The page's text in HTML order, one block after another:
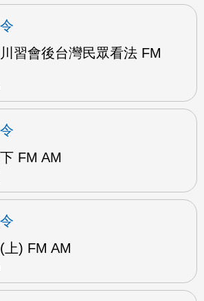
習會後台灣民眾看法 FM
FM AM
上) FM AM